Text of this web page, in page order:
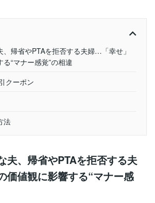
、帰省やPTAを拒否する夫婦…「幸せ」
“マナー感覚”の相違
クーポン
法
夫、帰省やPTAを拒否する夫
値観に影響する“マナー感